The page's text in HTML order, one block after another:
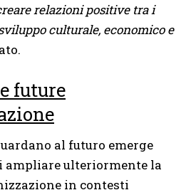
relazioni positive tra i
culturale, economico e
future
al futuro emerge
ampliare ulteriormente la
in contesti